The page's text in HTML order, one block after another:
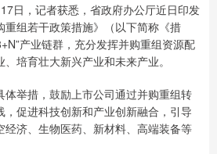
日，记者获悉，省政府办公厅近日印发
重组若干政策措施》（以下简称《措
产业链群，充分发挥并购重组资源配
培育壮大新兴产业和未来产业。
体举措，鼓励上市公司通过并购重组转
促进科技创新和产业创新融合，引导
济、生物医药、新材料、高端装备等